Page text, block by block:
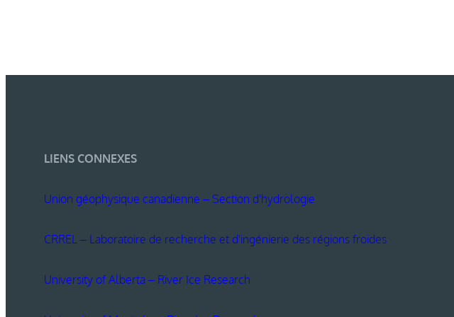
LIENS CONNEXES
Union géophysique canadienne – Section d'hydrologie
CRREL – Laboratoire de recherche et d'ingénierie des régions froides
University of Alberta – River Ice Research